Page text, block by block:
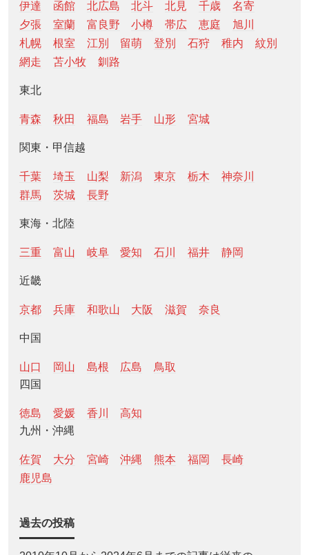
伊達 函館 北広島 北斗 北見 千歳
名寄
夕張
室蘭 富良野 小樽 帯広 恵庭
旭川
札幌
根室 江別 留萌 登別 石狩 稚内
紋別
網走
苫小牧 釧路
東北
青森 秋田 福島 岩手 山形 宮城
関東・甲信越
千葉 埼玉 山梨 新潟 東京 栃木
神奈川
群馬
茨城 長野
東海・北陸
三重 富山 岐阜 愛知 石川 福井 静岡
近畿
京都 兵庫 和歌山 大阪 滋賀 奈良
中国
山口 岡山 島根 広島
鳥取
四国
徳島 愛媛 香川
高知
九州・沖縄
佐賀 大分 宮崎 沖縄 熊本 福岡
長崎
鹿児島
過去の投稿